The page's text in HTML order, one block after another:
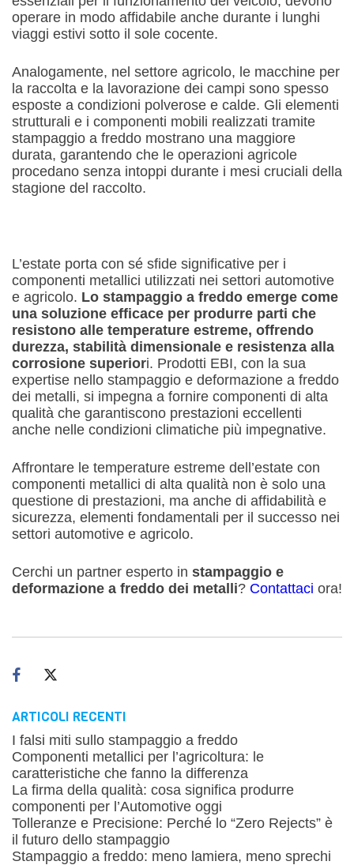
operare in modo affidabile anche durante i lunghi
viaggi estivi sotto il sole cocente.
Analogamente, nel settore agricolo, le macchine per
la raccolta e la lavorazione dei campi sono spesso
esposte a condizioni polverose e calde. Gli elementi
strutturali e i componenti mobili realizzati tramite
stampaggio a freddo mostrano una maggiore
durata, garantendo che le operazioni agricole
procedano senza intoppi durante i mesi cruciali della
stagione del raccolto.
L’estate porta con sé sfide significative per i
componenti metallici utilizzati nei settori automotive
e agricolo. Lo stampaggio a freddo emerge come
una soluzione efficace per produrre parti che
resistono alle temperature estreme, offrendo
durezza, stabilità dimensionale e resistenza alla
corrosione superiori. Prodotti EBI, con la sua
expertise nello stampaggio e deformazione a freddo
dei metalli, si impegna a fornire componenti di alta
qualità che garantiscono prestazioni eccellenti
anche nelle condizioni climatiche più impegnative.
Affrontare le temperature estreme dell’estate con
componenti metallici di alta qualità non è solo una
questione di prestazioni, ma anche di affidabilità e
sicurezza, elementi fondamentali per il successo nei
settori automotive e agricolo.
Cerchi un partner esperto in stampaggio e
deformazione a freddo dei metalli? Contattaci ora!
ARTICOLI RECENTI
I falsi miti sullo stampaggio a freddo
Componenti metallici per l’agricoltura: le
caratteristiche che fanno la differenza
La firma della qualità: cosa significa produrre
componenti per l’Automotive oggi
Tolleranze e Precisione: Perché lo “Zero Rejects” è
il futuro dello stampaggio
Stampaggio a freddo: meno lamiera, meno sprechi